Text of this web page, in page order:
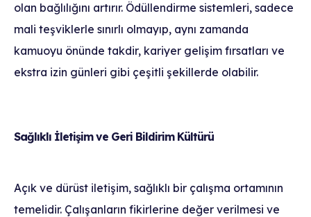
olan bağlılığını artırır. Ödüllendirme sistemleri, sadece
mali teşviklerle sınırlı olmayıp, aynı zamanda
kamuoyu önünde takdir, kariyer gelişim fırsatları ve
ekstra izin günleri gibi çeşitli şekillerde olabilir.
Sağlıklı İletişim ve Geri Bildirim Kültürü
Açık ve dürüst iletişim, sağlıklı bir çalışma ortamının
temelidir. Çalışanların fikirlerine değer verilmesi ve